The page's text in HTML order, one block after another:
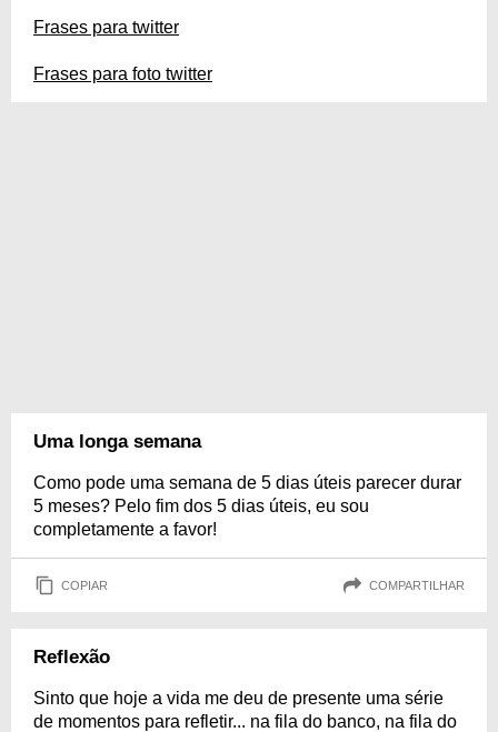
Frases para twitter
Frases para foto twitter
Uma longa semana
Como pode uma semana de 5 dias úteis parecer durar
5 meses? Pelo fim dos 5 dias úteis, eu sou
completamente a favor!
COPIAR COMPARTILHAR
Reflexão
Sinto que hoje a vida me deu de presente uma série
de momentos para refletir... na fila do banco, na fila do